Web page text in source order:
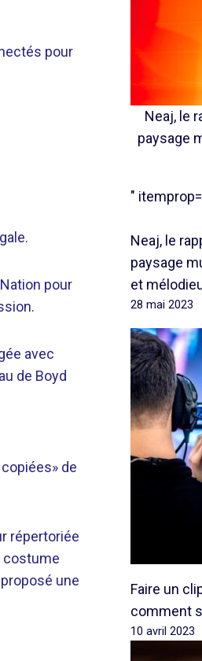
pour
pour
avec
de Boyd
de
répertoriée
costume
une
Neaj, le
paysage
"
Neaj, le
paysage
et
28 mai 2023
Faire un
comment
10 avril 2023